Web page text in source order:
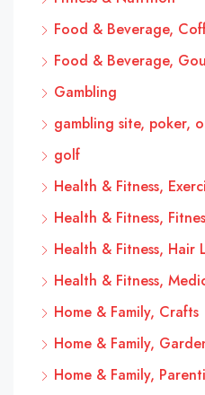
Food & Beverage,
Food & Beverage,
Gambling
gambling site, poker,
golf
Health & Fitness,
Health & Fitness,
Health & Fitness, Hair
Health & Fitness,
Home & Family, Crafts
Home & Family,
Home & Family,